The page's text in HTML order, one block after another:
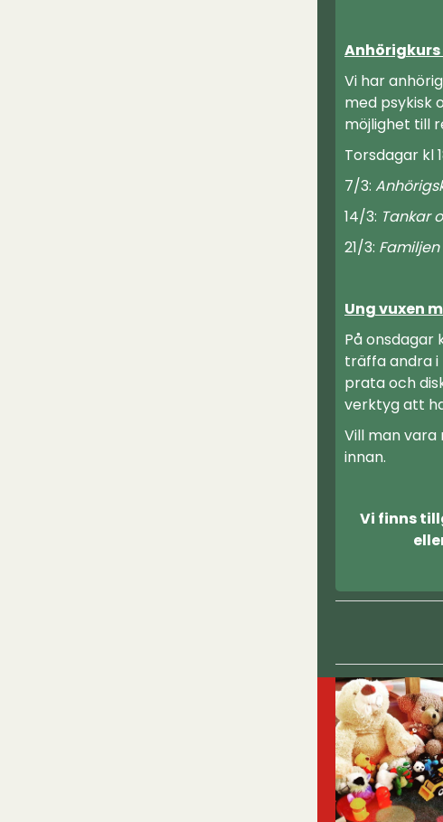
Vi har
med psykisk
möjlighet till
Torsdagar kl
7/3:
14/3: Tankar
21/3: Familjen
Ung vuxen
På onsdagar
träffa andra i
prata och
verktyg att
Vill man
innan.
Vi finns